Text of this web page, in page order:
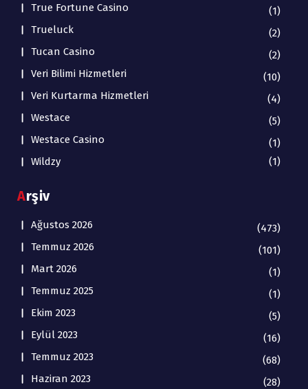
True Fortune Casino
(1)
Trueluck
(2)
Tucan Casino
(2)
Veri Bilimi Hizmetleri
(10)
Veri Kurtarma Hizmetleri
(4)
Westace
(5)
Westace Casino
(1)
Wildzy
(1)
Arşiv
Ağustos 2026
(473)
Temmuz 2026
(101)
Mart 2026
(1)
Temmuz 2025
(1)
Ekim 2023
(5)
Eylül 2023
(16)
Temmuz 2023
(68)
Haziran 2023
(28)